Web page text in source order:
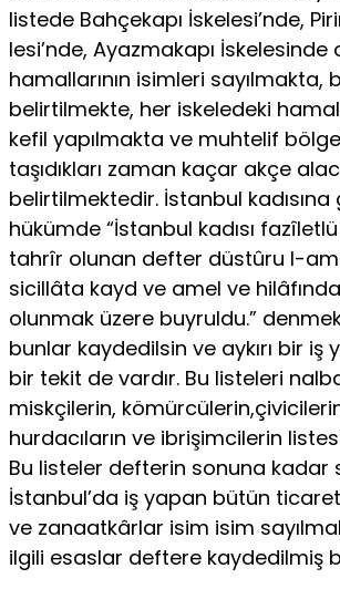
listede Bahçekapı İskelesi’nde,
lesi’nde, Ayazmakapı İskelesinde
hamallarının isimleri sayılmakta,
belirtilmekte, her iskeledeki
kefil yapılmakta ve muhtelif
taşıdıkları zaman kaçar akçe
belirtilmektedir. İstanbul
hükümde “İstanbul kadısı
tahrîr olunan defter düstûru l-
sicillâta kayd ve amel ve
olunmak üzere buyruldu.”
bunlar kaydedilsin ve aykırı bir iş
bir tekit de vardır. Bu listeleri
miskçilerin,
hurdacıların ve ibrişimcilerin
Bu listeler defterin sonuna kadar
İstanbul’da iş yapan bütün
ve zanaatkârlar isim isim
ilgili esaslar deftere kaydedilmiş